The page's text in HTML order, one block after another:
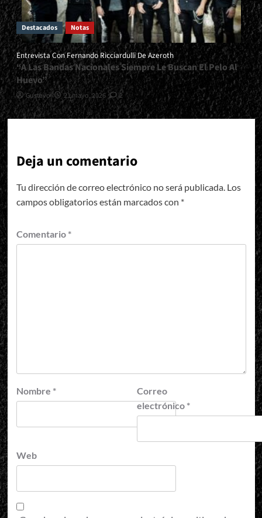
Destacados Notas
Entrevista Con Fernando Ricciardulli De Azeroth
“A Las Bandas Nacionales Siempre Le Buscan El Pelo Al
Huevo”
Gustavo 21 mayo, 2026 2
Deja un comentario
Tu dirección de correo electrónico no será publicada. Los
campos obligatorios están marcados con *
Comentario *
Nombre *
Correo
electrónico *
Web